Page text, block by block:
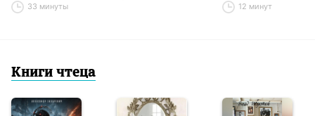
33 минуты 12 минут
Книги чтеца